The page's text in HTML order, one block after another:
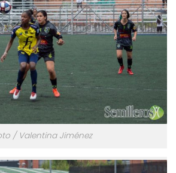
/ Valentina Jiménez